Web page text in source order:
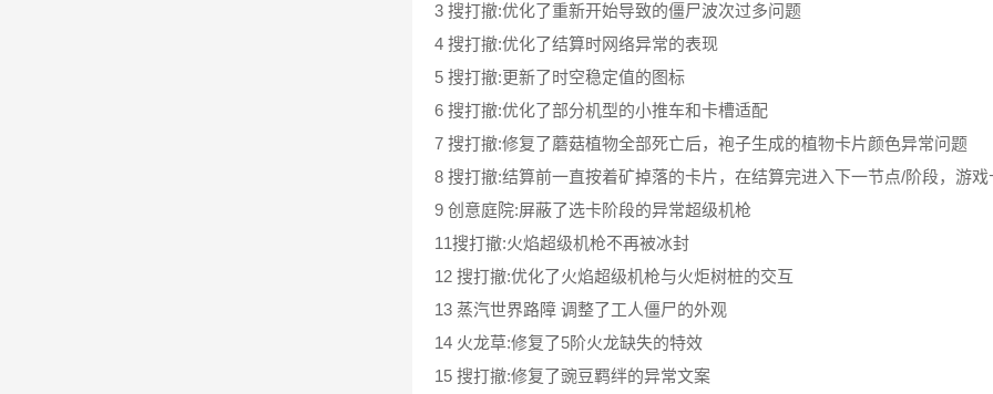
3 搜打撤:优化了重新开始导致的僵尸波次过多问题
4 搜打撤:优化了结算时网络异常的表现
5 搜打撤:更新了时空稳定值的图标
6 搜打撤:优化了部分机型的小推车和卡槽适配
7 搜打撤:修复了蘑菇植物全部死亡后，袍子生成的植物卡片颜色异常问题
8 搜打撤:结算前一直按着矿掉落的卡片，在结算完进入下一节点/阶段，游
9 创意庭院:屏蔽了选卡阶段的异常超级机枪
11搜打撤:火焰超级机枪不再被冰封
12 搜打撤:优化了火焰超级机枪与火炬树桩的交互
13 蒸汽世界路障 调整了工人僵尸的外观
14 火龙草:修复了5阶火龙缺失的特效
15 搜打撤:修复了豌豆羁绊的异常文案